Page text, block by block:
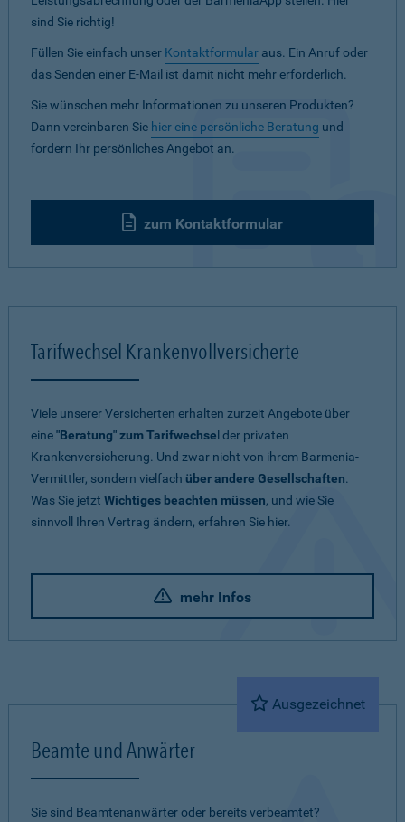
sind Sie richtig!
Füllen Sie einfach unser Kontaktformular aus. Ein Anruf oder
das Senden einer E-Mail ist damit nicht mehr erforderlich.
Sie wünschen mehr Informationen zu unseren Produkten?
Dann vereinbaren Sie hier eine persönliche Beratung und
fordern Ihr persönliches Angebot an.
zum Kontaktformular
Tarifwechsel Krankenvollversicherte
Viele unserer Versicherten erhalten zurzeit Angebote über
eine"Beratung" zum Tarifwechse l der privaten
Krankenversicherung. Und zwar nicht von ihrem Barmenia-
Vermittler, sondern vielfach über andere Gesellschaften.
Was Sie jetzt Wichtiges beachten müssen, und wie Sie
sinnvoll Ihren Vertrag ändern, erfahren Sie hier.
mehr Infos
Ausgezeichnet
Beamte und Anwärter
Sie sind Beamtenanwärter oder bereits verbeamtet?